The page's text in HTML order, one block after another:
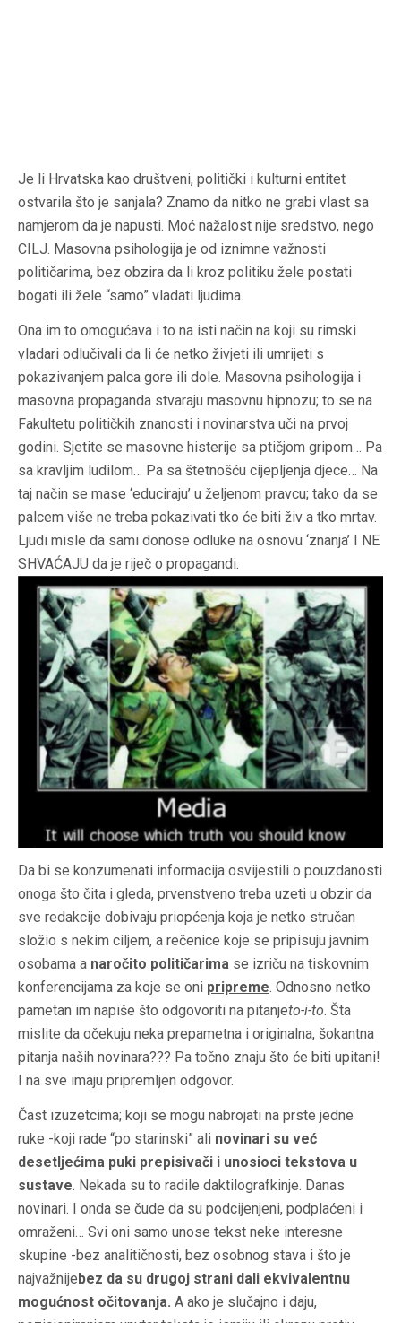
Je li Hrvatska kao društveni, politički i kulturni entitet
ostvarila što je sanjala? Znamo da nitko ne grabi vlast sa
namjerom da je napusti. Moć nažalost nije sredstvo, nego
CILJ. Masovna psihologija je od iznimne važnosti
političarima, bez obzira da li kroz politiku žele postati
bogati ili žele “samo” vladati ljudima.
Ona im to omogućava i to na isti način na koji su rimski
vladari odlučivali da li će netko živjeti ili umrijeti s
pokazivanjem palca gore ili dole. Masovna psihologija i
masovna propaganda stvaraju masovnu hipnozu; to se na
Fakultetu političkih znanosti i novinarstva uči na prvoj
godini. Sjetite se masovne histerije sa ptičjom gripom… Pa
sa kravljim ludilom… Pa sa štetnošću cijepljenja djece… Na
taj način se mase ‘educiraju’ u željenom pravcu; tako da se
palcem više ne treba pokazivati tko će biti živ a tko mrtav.
Ljudi misle da sami donose odluke na osnovu ‘znanja’ I NE
SHVAĆAJU da je riječ o propagandi.
Da bi se konzumenati informacija osvijestili o pouzdanosti
onoga što čita i gleda, prvenstveno treba uzeti u obzir da
sve redakcije dobivaju priopćenja koja je netko stručan
složio s nekim ciljem, a rečenice koje se pripisuju javnim
osobama a naročito političarima se izriču na tiskovnim
konferencijama za koje se oni pripreme. Odnosno netko
pametan im napiše što odgovoriti na pitanjeto-i-to. Šta
mislite da očekuju neka prepametna i originalna, šokantna
pitanja naših novinara??? Pa točno znaju što će biti upitani!
I na sve imaju pripremljen odgovor.
Čast izuzetcima; koji se mogu nabrojati na prste jedne
ruke -koji rade “po starinski” ali novinari su već
desetljećima puki prepisivači i unosioci tekstova u
sustave. Nekada su to radile daktilografkinje. Danas
novinari. I onda se čude da su podcijenjeni, podplaćeni i
omraženi… Svi oni samo unose tekst neke interesne
skupine -bez analitičnosti, bez osobnog stava i što je
najvažnijebez da su drugoj strani dali ekvivalentnu
mogućnost očitovanja. A ako je slučajno i daju,